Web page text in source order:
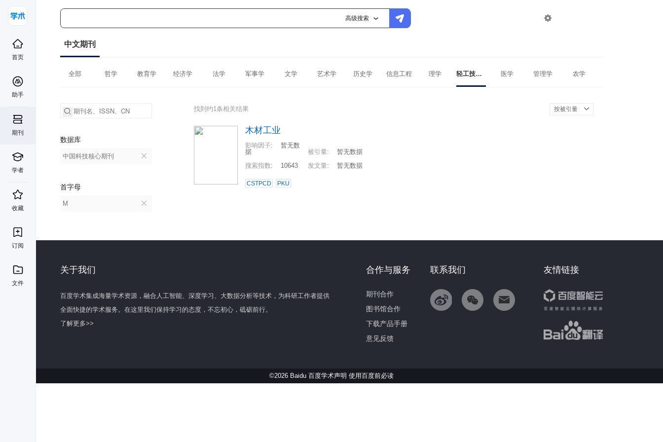
高级搜索 
首页
助手
期刊
学者
收藏
订阅
文件
中文期刊
全部 哲学 教育学 经济学 法学 军事学 文学 艺术学 历史学 信息工程 理学 轻工技术与工程 医学 管理学 农学
数据库
中国科技核心期刊
首字母
M
找到约1条相关结果 按被引量
木材工业
影响因子:
暂无数
据
被引量:
暂无数据
搜索指数: 10643 发文量: 暂无数据
CSTPCD PKU
关于我们
百度学术集成海量学术资源，融合人工智能、深度学习、大数据分析等技术，为科研工作者提供
全面快捷的学术服务。在这里我们保持学习的态度，不忘初心，砥砺前行。
了解更多>>
友情链接
联系我们
合作与服务
期刊合作
图书馆合作
下载产品手册
意见反馈
©2026 Baidu 百度学术声明 使用百度前必读